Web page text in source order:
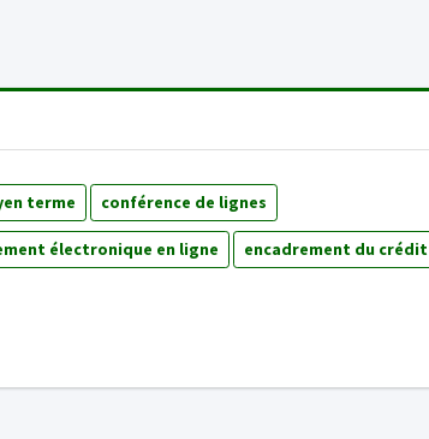
terme conférence de lignes
électronique en ligne encadrement du crédit